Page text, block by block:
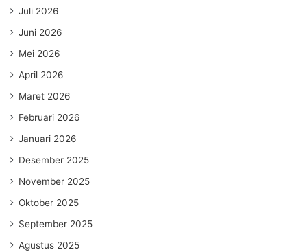
Juli 2026
Juni 2026
Mei 2026
April 2026
Maret 2026
Februari 2026
Januari 2026
Desember 2025
November 2025
Oktober 2025
September 2025
Agustus 2025